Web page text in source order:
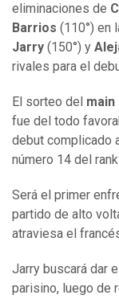
eliminaciones de
Barrios (110°) en
Jarry (150°) y
rivales para el
El sorteo del main
fue del todo
debut complicado
número 14 del
Será el primer
partido de alto
atraviesa el
Jarry buscará dar
parisino, luego de